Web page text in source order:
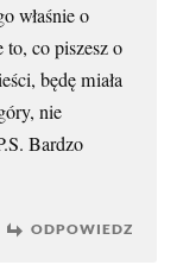
właśnie o
co piszesz o
będę miała
nie
Bardzo
ODPOWIEDZ